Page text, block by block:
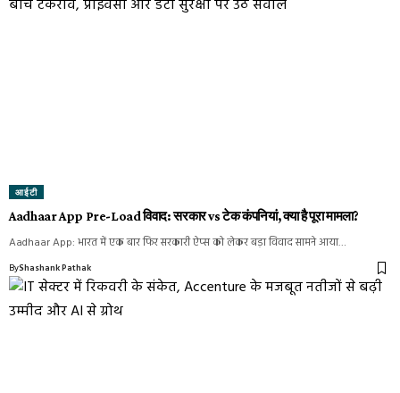
आईटी
Aadhaar App Pre-Load विवाद: सरकार vs टेक कंपनियां, क्या है पूरा मामला?
Aadhaar App: भारत में एक बार फिर सरकारी ऐप्स को लेकर बड़ा विवाद सामने आया…
ByShashank Pathak